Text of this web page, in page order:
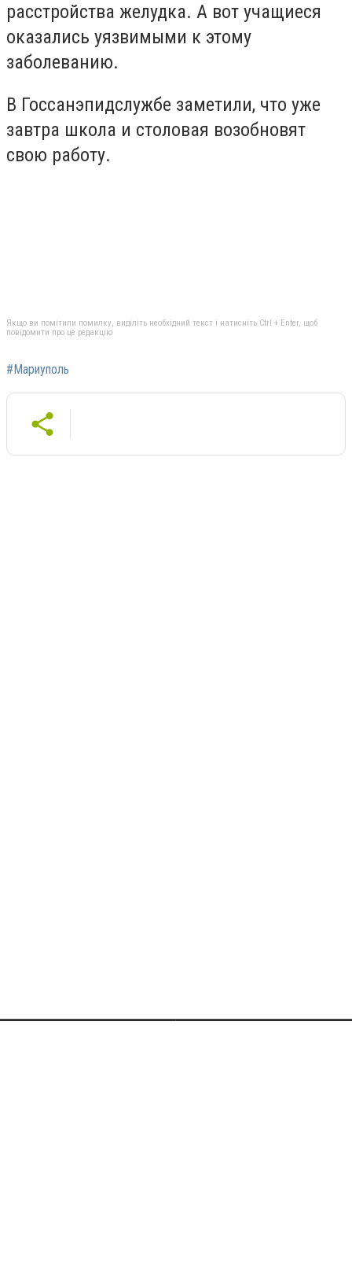
расстройства желудка. А вот учащиеся
оказались уязвимыми к этому
заболеванию.
В Госсанэпидслужбе заметили, что уже
завтра школа и столовая возобновят
свою работу.
Якщо ви помітили помилку, виділіть необхідний текст і натисніть Ctrl + Enter, щоб
повідомити про це редакцію
#Мариуполь